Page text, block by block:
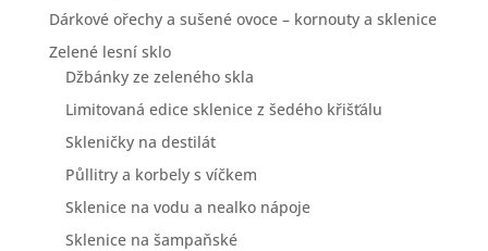
Dárkové ořechy a sušené ovoce – kornouty a sklenice
Zelené lesní sklo
Džbánky ze zeleného skla
Limitovaná edice sklenice z šedého křišťálu
Skleničky na destilát
Půllitry a korbely s víčkem
Sklenice na vodu a nealko nápoje
Sklenice na šampaňské